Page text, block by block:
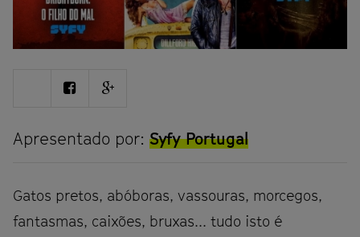
ShareShare Share
plus
Apresentado por: Syfy Portugal
Gatos pretos, abóboras, vassouras, morcegos,
fantasmas, caixões, bruxas... tudo isto é